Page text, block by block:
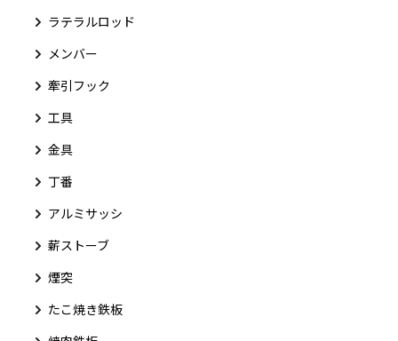
ラテラルロッド
メンバー
牽引フック
工具
金具
丁番
アルミサッシ
薪ストーブ
煙突
たこ焼き鉄板